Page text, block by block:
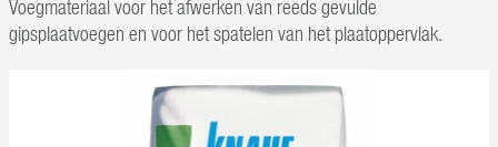
Voegmateriaal voor het afwerken van reeds gevulde
gipsplaatvoegen en voor het spatelen van het plaatoppervlak.